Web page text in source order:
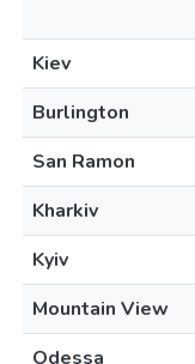
Kiev
Burlington
San Ramon
Kharkiv
Kyiv
Mountain View
Odessa